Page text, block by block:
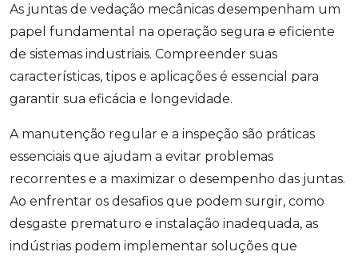
As juntas de vedação mecânicas desempenham um
papel fundamental na operação segura e eficiente
de sistemas industriais. Compreender suas
características, tipos e aplicações é essencial para
garantir sua eficácia e longevidade.
A manutenção regular e a inspeção são práticas
essenciais que ajudam a evitar problemas
recorrentes e a maximizar o desempenho das juntas.
Ao enfrentar os desafios que podem surgir, como
desgaste prematuro e instalação inadequada, as
indústrias podem implementar soluções que